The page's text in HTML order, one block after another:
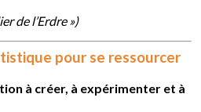
de l’Erdre »)
pour se ressourcer
à créer, à expérimenter et à